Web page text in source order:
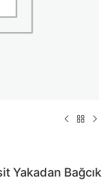
Yakadan Bağcık